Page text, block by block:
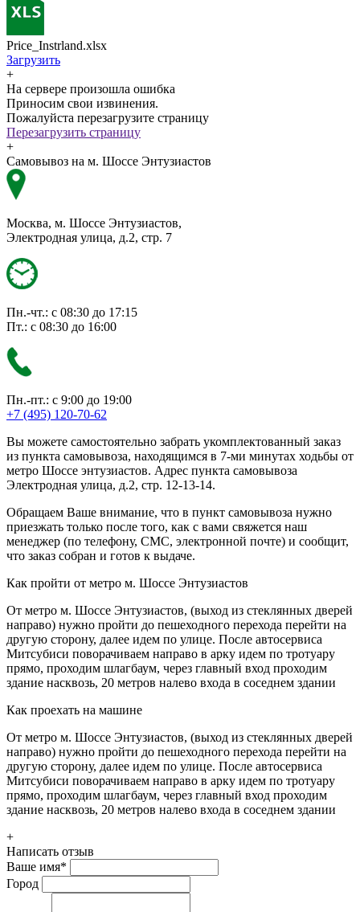
Price_Instrland.xlsx
Загрузить
+
На сервере произошла ошибка
Приносим свои извинения.
Пожалуйста перезагрузите страницу
Перезагрузить страницу
+
Самовывоз на м. Шоссе Энтузиастов
Москва, м. Шоссе Энтузиастов,
Электродная улица, д.2, стр. 7
Пн.-чт.: с 08:30 до 17:15
Пт.: с 08:30 до 16:00
Пн.-пт.: с 9:00 до 19:00
+7 (495) 120-70-62
Вы можете самостоятельно забрать укомплектованный заказ
из пункта самовывоза, находящимся в 7-ми минутах ходьбы от
метро Шоссе энтузиастов. Адрес пункта самовывоза
Электродная улица, д.2, стр. 12-13-14.
Обращаем Ваше внимание, что в пункт самовывоза нужно
приезжать только после того, как с вами свяжется наш
менеджер (по телефону, СМС, электронной почте) и сообщит,
что заказ собран и готов к выдаче.
Как пройти от метро м. Шоссе Энтузиастов
От метро м. Шоссе Энтузиастов, (выход из стеклянных дверей
направо) нужно пройти до пешеходного перехода перейти на
другую сторону, далее идем по улице. После автосервиса
Митсубиси поворачиваем направо в арку идем по тротуару
прямо, проходим шлагбаум, через главный вход проходим
здание насквозь, 20 метров налево входа в соседнем здании
Как проехать на машине
От метро м. Шоссе Энтузиастов, (выход из стеклянных дверей
направо) нужно пройти до пешеходного перехода перейти на
другую сторону, далее идем по улице. После автосервиса
Митсубиси поворачиваем направо в арку идем по тротуару
прямо, проходим шлагбаум, через главный вход проходим
здание насквозь, 20 метров налево входа в соседнем здании
+
Написать отзыв
Ваше имя*
Город